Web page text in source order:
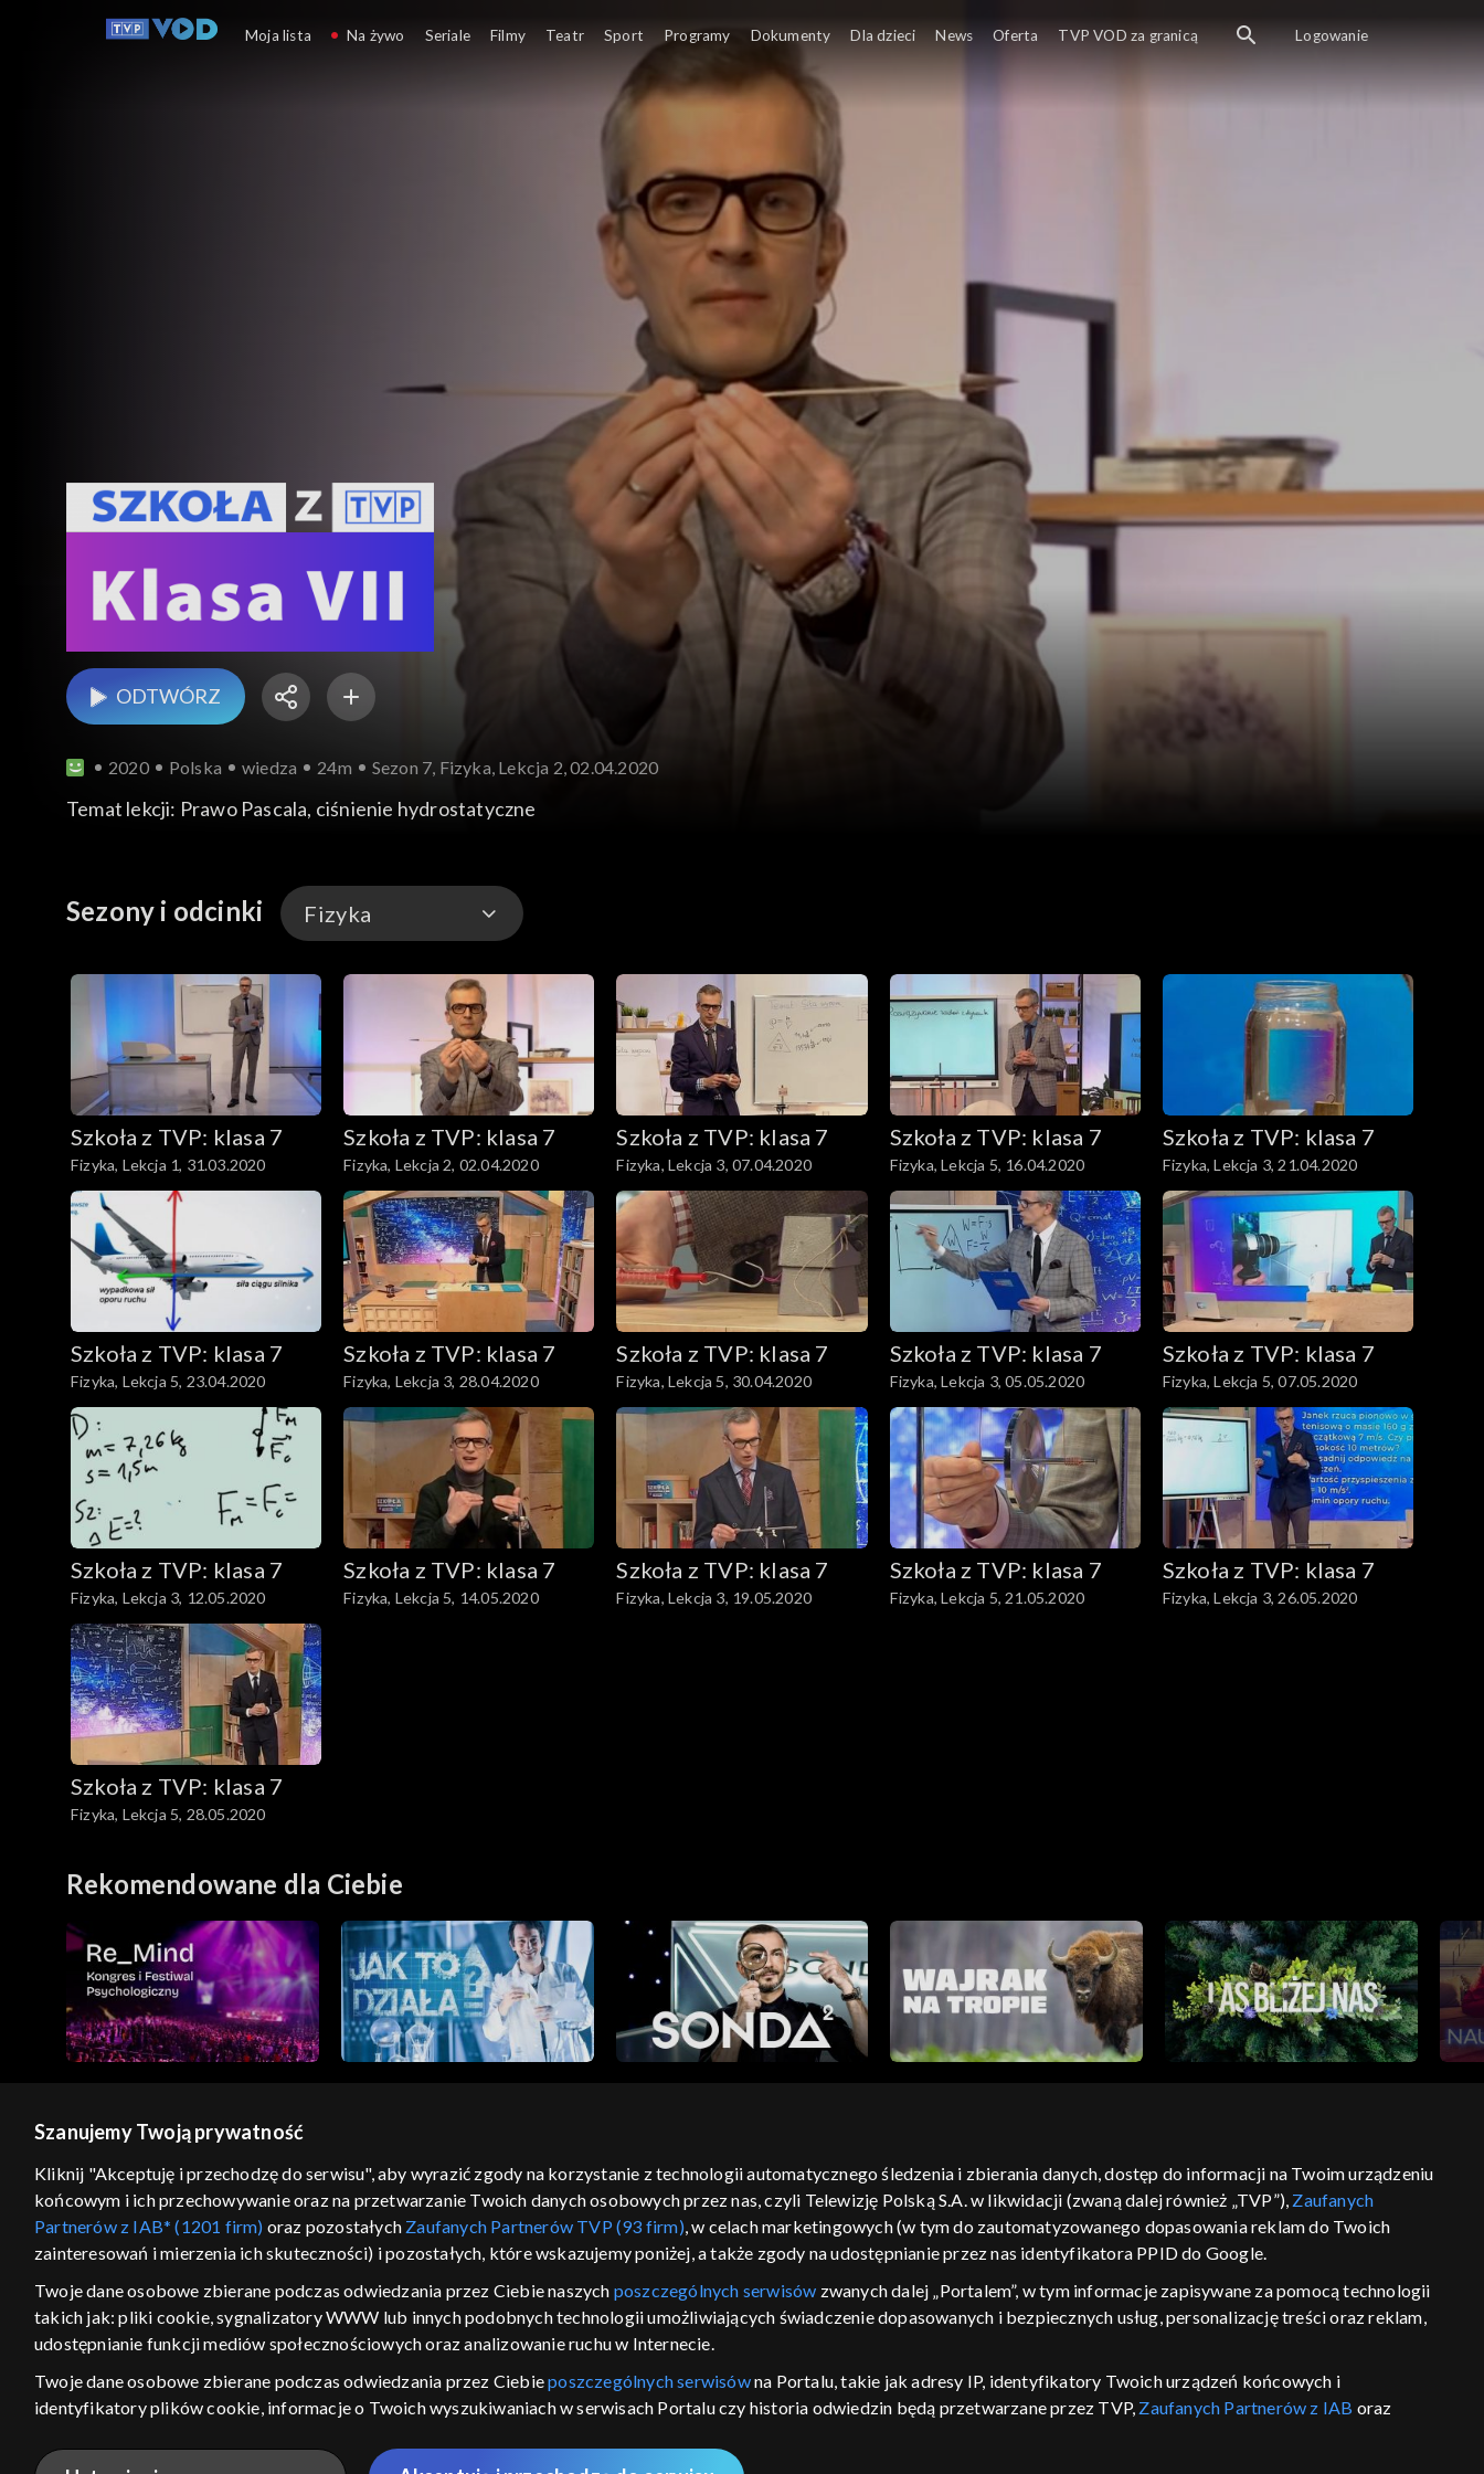
ODTWÓRZ
2020 Polska wiedza 24m Sezon 7, Fizyka, Lekcja 2, 02.04.2020
Temat lekcji: Prawo Pascala, ciśnienie hydrostatyczne
Sezony i odcinki Fizyka
Język hiszpański
Geografia
Język niemiecki
Język angielski
Fizyka
Plastyka
Język polski
Historia
Muzyka
Informatyka
Matematyka
Biologia
Chemia
Szkoła z TVP: klasa 7
Fizyka, Lekcja 1, 31.03.2020
Szkoła z TVP: klasa 7
Fizyka, Lekcja 2, 02.04.2020
Szkoła z TVP: klasa 7
Fizyka, Lekcja 3, 07.04.2020
Szkoła z TVP: klasa 7
Fizyka, Lekcja 5, 16.04.2020
Szkoła z TVP: klasa 7
Fizyka, Lekcja 3, 21.04.2020
Szkoła z TVP: klasa 7
Fizyka, Lekcja 5, 23.04.2020
Szkoła z TVP: klasa 7
Fizyka, Lekcja 3, 28.04.2020
Szkoła z TVP: klasa 7
Fizyka, Lekcja 5, 30.04.2020
Szkoła z TVP: klasa 7
Fizyka, Lekcja 3, 05.05.2020
Szkoła z TVP: klasa 7
Fizyka, Lekcja 5, 07.05.2020
Szkoła z TVP: klasa 7
Fizyka, Lekcja 3, 12.05.2020
Szkoła z TVP: klasa 7
Fizyka, Lekcja 5, 14.05.2020
Szkoła z TVP: klasa 7
Fizyka, Lekcja 3, 19.05.2020
Szkoła z TVP: klasa 7
Fizyka, Lekcja 5, 21.05.2020
Szkoła z TVP: klasa 7
Fizyka, Lekcja 3, 26.05.2020
Szkoła z TVP: klasa 7
Fizyka, Lekcja 5, 28.05.2020
Rekomendowane dla Ciebie
GEOLOKALIZACJA
ŁĄCZYSZ SIĘ SPOZA POLSKI
Kraj, z którego się łączysz, to Stany Zjednoczone ,
w związku z czym część tytułów na platformie TVP
materiały możesz obejrzeć.
regulamin serwisu cennik polityka prywatności moje zgody pomoc kontakt voucher dostępność informacje o dostawcy usług
Moja lista Na żywo Seriale Filmy Teatr Sport Programy Dokumenty Dla dzieci News Oferta TVP VOD za granicą Logowanie
Szanujemy Twoją prywatność
Kliknij "Akceptuję i przechodzę do serwisu", aby wyrazić zgody na korzystanie z technologii automatycznego śledzenia i zbierania danych, dostęp do informacji na Twoim urządzeniu
końcowym i ich przechowywanie oraz na przetwarzanie Twoich danych osobowych przez nas, czyli Telewizję Polską S.A. w likwidacji (zwaną dalej również „TVP”), Zaufanych
Partnerów z IAB* (1201 firm) oraz pozostałych Zaufanych Partnerów TVP (93 firm), w celach marketingowych (w tym do zautomatyzowanego dopasowania reklam do Twoich
zainteresowań i mierzenia ich skuteczności) i pozostałych, które wskazujemy poniżej, a także zgody na udostępnianie przez nas identyfikatora PPID do Google.
Twoje dane osobowe zbierane podczas odwiedzania przez Ciebie naszych poszczególnych serwisów zwanych dalej „Portalem”, w tym informacje zapisywane za pomocą technologii
takich jak: pliki cookie, sygnalizatory WWW lub innych podobnych technologii umożliwiających świadczenie dopasowanych i bezpiecznych usług, personalizację treści oraz reklam,
udostępnianie funkcji mediów społecznościowych oraz analizowanie ruchu w Internecie.
Twoje dane osobowe zbierane podczas odwiedzania przez Ciebieposzczególnych serwisówna Portalu, takie jak adresy IP, identyfikatory Twoich urządzeń końcowych i
identyfikatory plików cookie, informacje o Twoich wyszukiwaniach w serwisach Portalu czy historia odwiedzin będą przetwarzane przez TVP, Zaufanych Partnerów z IAB oraz
wyboru spersonalizowanych reklam, tworzenia profilu spersonalizowanych reklam, tworzenia profilu spersonalizowanych treści, wyboru spersonalizowanych treści, pomiaru